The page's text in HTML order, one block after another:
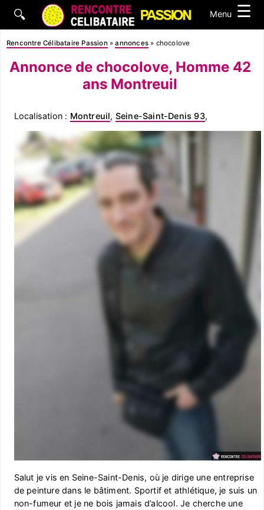
🔍 Menu ☰
Rencontre Célibataire Passion »annonces » chocolove
Annonce de chocolove, Homme 42
ans Montreuil
Localisation : Montreuil, Seine-Saint-Denis 93,
Salut je vis en Seine-Saint-Denis, où je dirige une entreprise
de peinture dans le bâtiment. Sportif et athlétique, je suis un
non-fumeur et je ne bois jamais d’alcool. Je cherche une